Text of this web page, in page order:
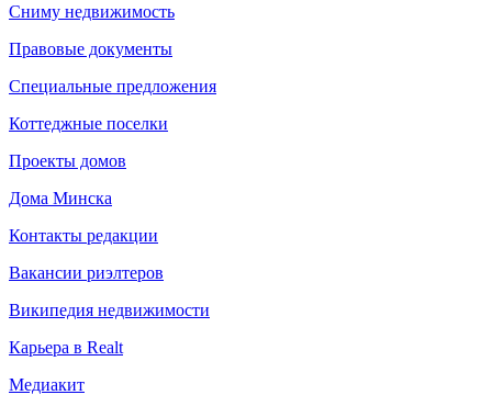
Сниму недвижимость
Правовые документы
Специальные предложения
Коттеджные поселки
Проекты домов
Дома Минска
Контакты редакции
Вакансии риэлтеров
Википедия недвижимости
Карьера в Realt
Медиакит